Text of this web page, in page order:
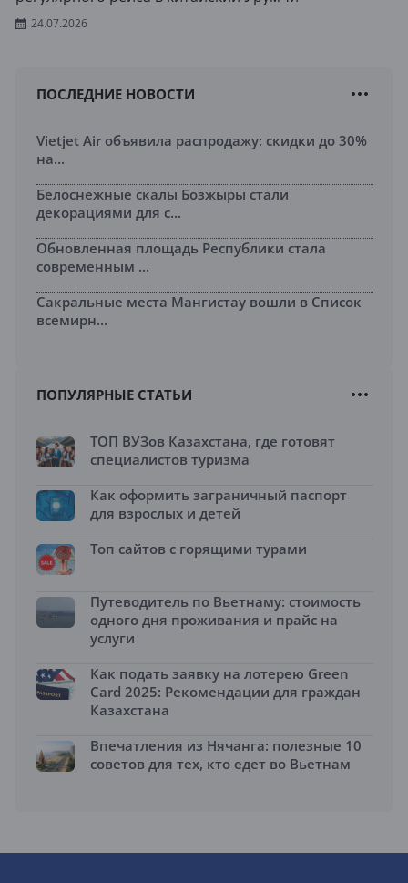
24.07.2026
ПОСЛЕДНИЕ НОВОСТИ
Vietjet Air объявила распродажу: скидки до 30%
на...
Белоснежные скалы Бозжыры стали
декорациями для с...
Обновленная площадь Республики стала
современным ...
Сакральные места Мангистау вошли в Список
всемирн...
ПОПУЛЯРНЫЕ СТАТЬИ
ТОП ВУЗов Казахстана, где готовят
специалистов туризма
Как оформить заграничный паспорт
для взрослых и детей
Топ сайтов с горящими турами
Путеводитель по Вьетнаму: стоимость
одного дня проживания и прайс на
услуги
Как подать заявку на лотерею Green
Card 2025: Рекомендации для граждан
Казахстана
Впечатления из Нячанга: полезные 10
советов для тех, кто едет во Вьетнам